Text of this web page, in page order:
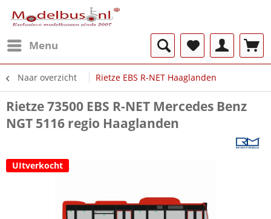
Menu
Naar overzicht Rietze EBS R-NET Haaglanden
Rietze 73500 EBS R-NET Mercedes Benz
NGT 5116 regio Haaglanden
UItverkocht